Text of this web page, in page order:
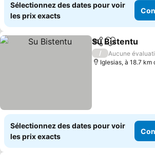
Sélectionnez des dates pour voir
les prix exacts
PartagerAjouter à
Su Bistentu
/
Aucune
Iglesias, à 18.7 km
Sélectionnez des dates pour voir
les prix exacts